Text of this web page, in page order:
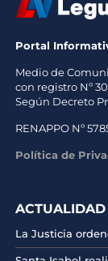
Portal
Medio de
con registro Nº
Según Decreto
RENAPPO Nº
Política de
ACTUALIDAD
La Justicia